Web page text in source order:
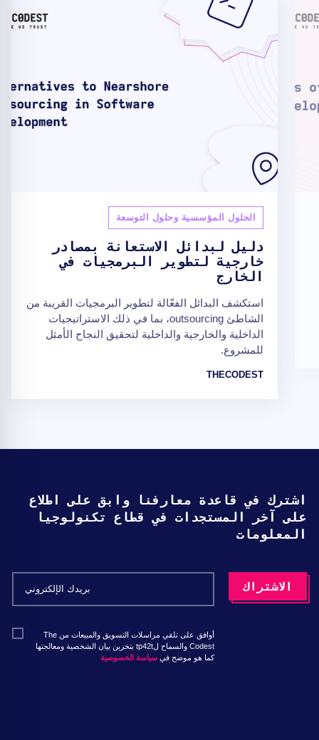
الحلول المؤسسية وحلول التوسعة
دليل لبدائل الاستعانة بمصادر
خارجية لتطوير البرمجيات في
الخارج
استكشف البدائل الفعّالة لتطوير البرمجيات القريبة من
الشاطئ outsourcing، بما في ذلك الاستراتيجيات
الداخلية والخارجية والداخلية لتحقيق النجاح الأمثل
للمشروع.
THECODEST
اشترك في قاعدة معارفنا وابق على اطلاع
على آخر المستجدات في قطاع تكنولوجيا
المعلومات
أوافق على تلقي مراسلات التسويق والمبيعات من The
Codest والسماح لtp42t بتخزين بيان الشخصية ومعالجتها
كما هو موضح في سياسة الخصوصية